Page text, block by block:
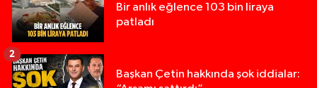
Bir anlık eğlence 103 bin liraya
patladı
Başkan Çetin hakkında şok iddialar:
2